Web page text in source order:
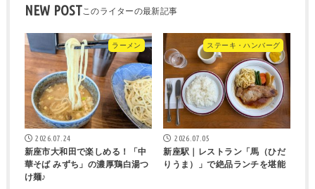
NEW POST
ラーメン
2026.07.24
新座市大和田で楽しめる！「中
華そば みずち」の濃厚鶏白湯つ
け麺♪
ステーキ・ハンバーグ
2026.07.05
新座駅｜レストラン「馬（ひだ
りうま）」で絶品ランチを堪能